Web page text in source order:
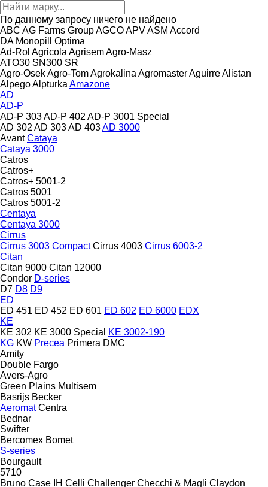
По данному запросу ничего не найдено
ABC AG Farms GroupAGCOAPVASM Accord
DA Monopill
Optima
Ad-Rol Agricola AgrisemAgro-Masz
ATO30 SN300 SR
Agro-OsekAgro-TomAgrokalina AgromasterAguirreAlistan
AlpegoAlpturka Amazone
AD
AD-P
AD-P 303AD-P 402 AD-P 3001 Special
AD 302 AD 303AD 403AD 3000
Avant Cataya
Cataya 3000
Catros
Catros+
Catros+ 5001-2
Catros 5001
Catros 5001-2
Centaya
Centaya 3000
Cirrus
Cirrus 3003 Compact Cirrus 4003 Cirrus 6003-2
Citan
Citan 9000 Citan 12000
Condor D-series
D7 D8 D9
ED
ED 451 ED 452 ED 601 ED 602 ED 6000 EDX
KE
KE 302 KE 3000 Special
KE 3002-190
KG KW Precea Primera DMC
Amity
Double Fargo
Avers-Agro
Green Plains Multisem
Basrijs Becker
Aeromat Centra
Bednar
Swifter
Bercomex Bomet
S-series
Bourgault
5710
Bruno Case IH Celli Challenger Checchi & Magli Claydon